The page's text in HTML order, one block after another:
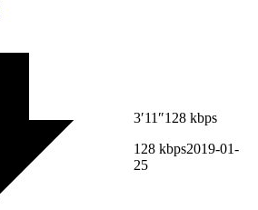
3′11″128 kbps
128 kbps2019-01-
25